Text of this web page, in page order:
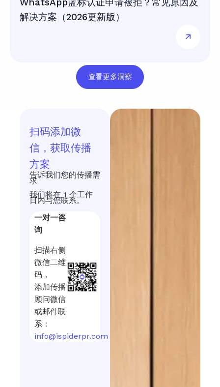
解决方案（2026更新版）
查看更多洞察
扫码添加微
信，获取传播
方案
告诉我们您的传播需
求
我们将在 1 个工作
日内与您联系。
一对一咨
询
扫描右侧
微信二维
码，
添加传播
顾问微信
或邮件联
系：
info@ispiderpr.com